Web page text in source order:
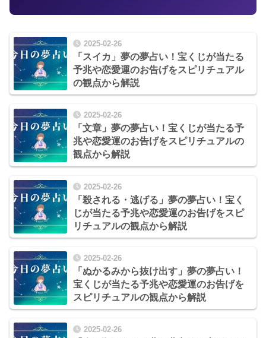
2025-02-26
「スイカ」夢の夢占い！宝くじが当たる
予兆や恋愛運のお告げをスピリチュアル
の観点から解説
2025-02-26
「文章」夢の夢占い！宝くじが当たる予
兆や恋愛運のお告げをスピリチュアルの
観点から解説
2025-02-26
「殺される・逃げる」夢の夢占い！宝く
じが当たる予兆や恋愛運のお告げをスピ
リチュアルの観点から解説
2025-02-26
「ぬかるみから抜け出す」夢の夢占い！
宝くじが当たる予兆や恋愛運のお告げを
スピリチュアルの観点から解説
2025-02-26